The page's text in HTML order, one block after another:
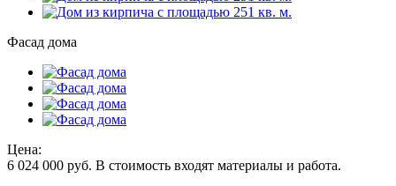
Фасад дома
Цена:
6 024 000 руб. В стоимость входят материалы и работа.